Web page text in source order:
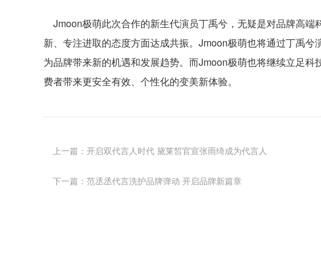
Jmoon极萌此次合作的新生代演员丁禹兮，无疑是对品牌高
新、专注进取的态度方面达成共振。Jmoon极萌也将通过丁禹
为品牌带来新的机遇和发展趋势。而Jmoon极萌也将继续立足
费者带来更安全有效、个性化的变美新体验。
上一篇：开启双代言人时代 黛莱皙官宣张雨绮成为代言人
下一篇：范丞丞代言洗护品牌弹动 开启品牌新篇章